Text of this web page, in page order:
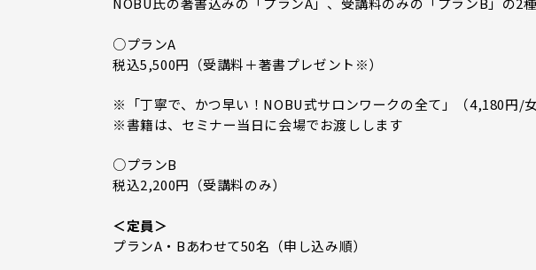
○プランA
税込5,500円（受講料＋著書プレゼント※）
※「丁寧で、かつ早い！NOBU式サロンワークの全て」（4,180円/女
※書籍は、セミナー当日に会場でお渡しします
○プランB
税込2,200円（受講料のみ）
＜定員＞
プランA・Bあわせて50名（申し込み順）